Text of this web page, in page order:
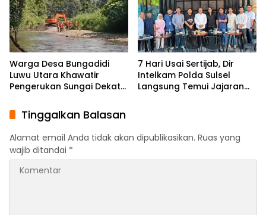
Warga Desa Bungadidi
Luwu Utara Khawatir
Pengerukan Sungai Dekat
Jembatan Provinsi
7 Hari Usai Sertijab, Dir
Intelkam Polda Sulsel
Langsung Temui Jajaran
Tinggalkan Balasan
Alamat email Anda tidak akan dipublikasikan. Ruas yang
wajib ditandai *